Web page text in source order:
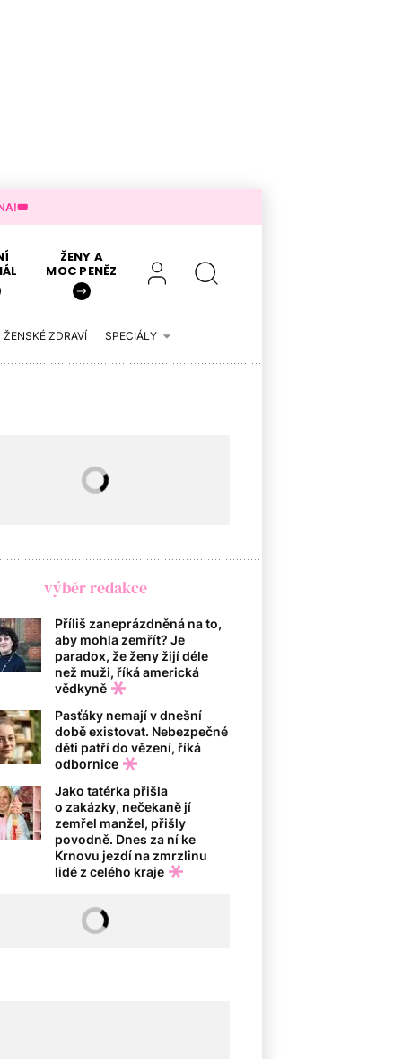
ŽENY A
MOC PENĚZ
ŽENSKÉ ZDRAVÍ SPECIÁLY
výběr redakce
Příliš zaneprázdněná na to,
aby mohla zemřít? Je
paradox, že ženy žijí déle
než muži, říká americká
vědkyně
Pasťáky nemají v dnešní
době existovat. Nebezpečné
děti patří do vězení, říká
odbornice
Jako tatérka přišla
o zakázky, nečekaně jí
zemřel manžel, přišly
povodně. Dnes za ní ke
Krnovu jezdí na zmrzlinu
lidé z celého kraje